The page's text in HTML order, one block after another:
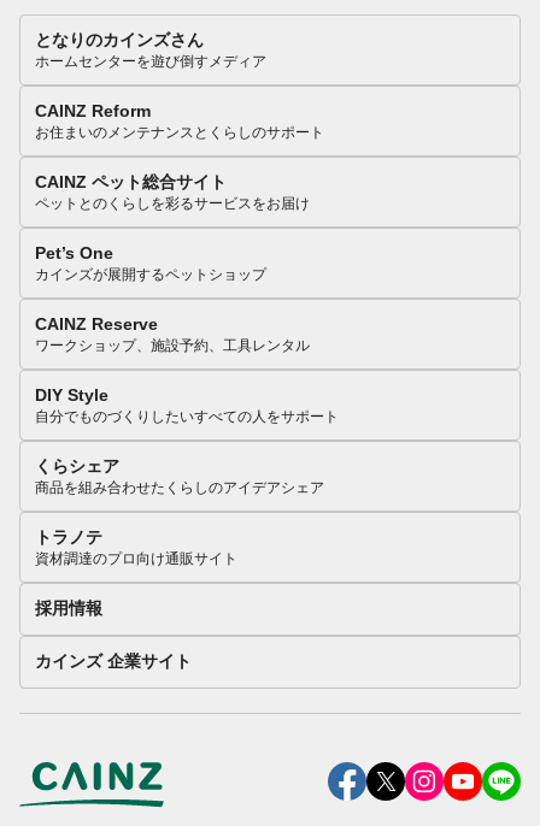
となりのカインズさん
ホームセンターを遊び倒すメディア
CAINZ Reform
お住まいのメンテナンスとくらしのサポート
CAINZ ペット総合サイト
ペットとのくらしを彩るサービスをお届け
Pet’s One
カインズが展開するペットショップ
CAINZ Reserve
ワークショップ、施設予約、工具レンタル
DIY Style
自分でものづくりしたいすべての人をサポート
くらシェア
商品を組み合わせたくらしのアイデアシェア
トラノテ
資材調達のプロ向け通販サイト
採用情報
カインズ 企業サイト